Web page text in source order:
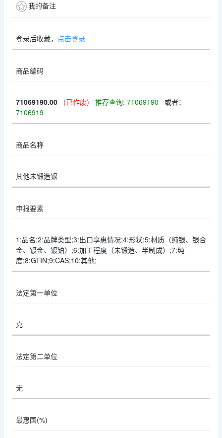
我的备注
登录后收藏， 点击登录
商品编码
71069190.00 (已作废) 推荐查询: 71069190 或者：
7106919
商品名称
其他未锻造银
申报要素
1:品名;2:品牌类型;3:出口享惠情况;4:形状;5:材质（纯银、银合
金、镀金、镀铂）;6:加工程度（未锻造、半制成）;7:纯
度;8:GTIN;9:CAS;10:其他;
法定第一单位
克
法定第二单位
无
最惠国(%)